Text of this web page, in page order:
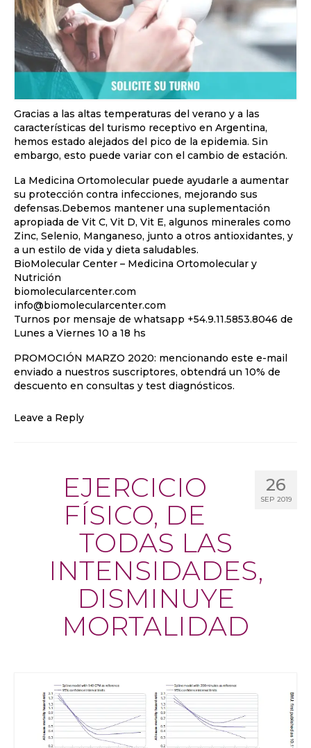
Gracias a las altas temperaturas del verano y a las
características del turismo receptivo en Argentina,
hemos estado alejados del pico de la epidemia. Sin
embargo, esto puede variar con el cambio de estación.
La Medicina Ortomolecular puede ayudarle a aumentar
su protección contra infecciones, mejorando sus
defensas.Debemos mantener una suplementación
apropiada de Vit C, Vit D, Vit E, algunos minerales como
Zinc, Selenio, Manganeso, junto a otros antioxidantes, y
a un estilo de vida y dieta saludables.
BioMolecular Center – Medicina Ortomolecular y
Nutrición
biomolecularcenter.com
info@biomolecularcenter.com
Turnos por mensaje de whatsapp +54.9.11.5853.8046 de
Lunes a Viernes 10 a 18 hs
PROMOCIÓN MARZO 2020: mencionando este e-mail
enviado a nuestros suscriptores, obtendrá un 10% de
descuento en consultas y test diagnósticos.
Leave a Reply
26
SEP 2019
EJERCICIO
FÍSICO, DE
TODAS LAS
INTENSIDADES,
DISMINUYE
MORTALIDAD